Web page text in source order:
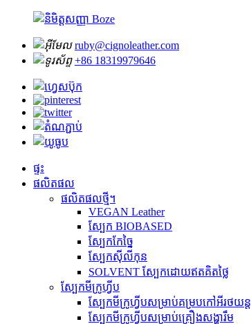
ruby@cignoleather.com
+86 18319979646
ផ្ទះ
ផលិតផល
ផលិតផលថ្មី។
VEGAN Leather
ស្បែក BIOBASED
ស្បែកកែច្នៃ
ស្បែកស៊ីលីកុន
SOLVENT ស្បែកដោយឥតគិតថ្លៃ
ស្បែកមីក្រូហ្វីប
ស្បែកមីក្រូហ្វីបសម្រាប់គម្របកៅអីរថយន្ត
ស្បែកមីក្រូហ្វីបសម្រាប់គ្រឿងសង្ហារឹម